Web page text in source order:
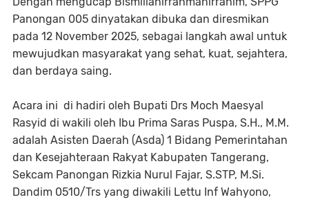
Panongan 005 dinyatakan dibuka dan diresmikan
pada 12 November 2025, sebagai langkah awal untuk
mewujudkan masyarakat yang sehat, kuat, sejahtera,
dan berdaya saing.
Acara ini di hadiri oleh Bupati Drs Moch Maesyal
Rasyid di wakili oleh Ibu Prima Saras Puspa, S.H., M.M.
adalah Asisten Daerah (Asda) 1 Bidang Pemerintahan
dan Kesejahteraan Rakyat Kabupaten Tangerang,
Sekcam Panongan Rizkia Nurul Fajar, S.STP, M.Si.
Dandim 0510/Trs yang diwakili Lettu Inf Wahyono,